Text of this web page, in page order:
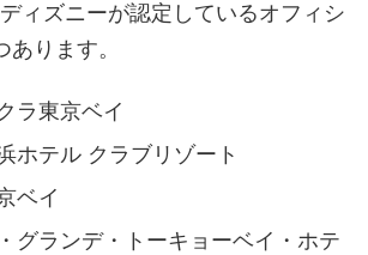
ィズニーが認定しているオフィシ
ります。
ラ東京ベイ
ホテル クラブリゾート
ベイ
グランデ・トーキョーベイ・ホテ